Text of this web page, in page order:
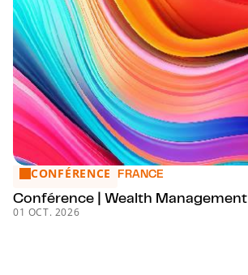
Conférence | Wealth Management
CONFÉRENCE FRANCE
Conférence | Wealth Management
01 OCT. 2026